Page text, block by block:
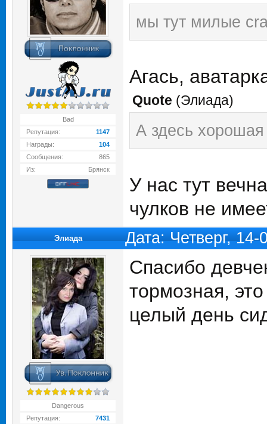
Bad
Репутация:
1147
Награды:
104
Сообщения:
865
Из:
Брянск
мы тут милые
Агась,
Quote (Элиада)
А здесь
У нас тут
чулков не
Элиада Дата: Четверг,
Dangerous
Репутация:
7431
Спасибо
тормозная,
целый день